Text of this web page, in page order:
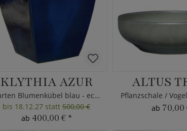
KLYTHIA AZUR
Garten Blumenkübel blau - eckig
bis 18.12.27 statt500,00 €
ab 400,00 € *
ALTUS
Pflanzschale /
ab 70,00